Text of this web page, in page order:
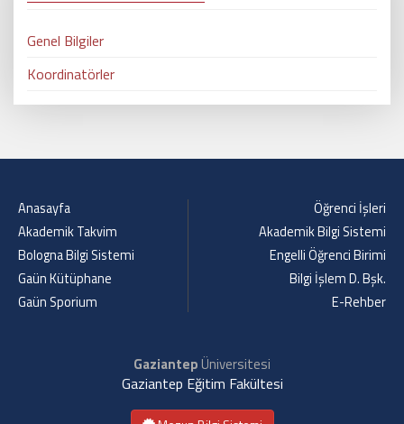
Genel Bilgiler
Koordinatörler
Anasayfa
Akademik Takvim
Bologna Bilgi Sistemi
Gaün Kütüphane
Gaün Sporium
Öğrenci İşleri
Akademik Bilgi Sistemi
Engelli Öğrenci Birimi
Bilgi İşlem D. Bşk.
E-Rehber
GaziantepÜniversitesi
Gaziantep Eğitim Fakültesi